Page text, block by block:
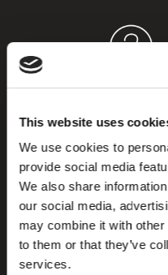
This website uses
We use cookies to
provide social media
We also share
our social media,
may combine it with
to them or that they’ve
services.
Häufig
Fragen